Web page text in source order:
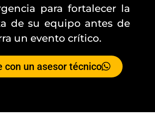
para fortalecer la
de su equipo antes de
un evento crítico.
con un asesor técnico